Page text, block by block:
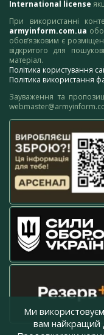
International license
При використанні
armyinform.com.ua
обов’язковим є
відкритого для
матеріал.
Політика користування
Політика використання
Зауваження та
Ми
вам найкращий